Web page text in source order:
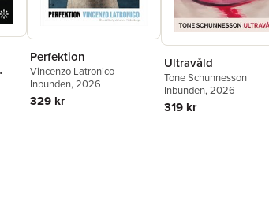
Perfektion
Vincenzo Latronico
Inbunden, 2026
329 kr
Ultravåld
Tone Schunnesson
Inbunden, 2026
319 kr